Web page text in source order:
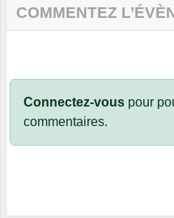
COMMENTEZ
Connectez-vous pour
commentaires.